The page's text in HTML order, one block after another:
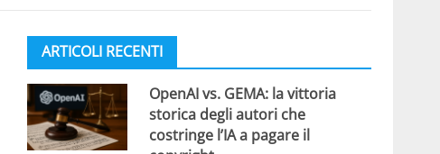
ARTICOLI RECENTI
OpenAI vs. GEMA: la vittoria
storica degli autori che
costringe l’IA a pagare il